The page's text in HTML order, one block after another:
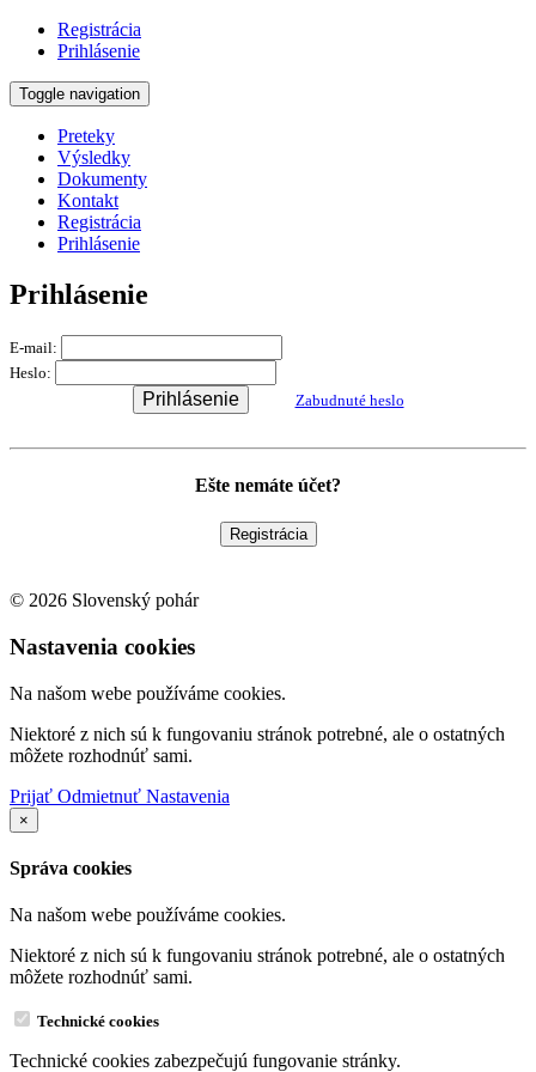
Registrácia
Prihlásenie
Toggle navigation
Preteky
Výsledky
Dokumenty
Kontakt
Registrácia
Prihlásenie
Prihlásenie
E-mail:
Heslo:
Prihlásenie Zabudnuté heslo
Ešte nemáte účet?
Registrácia
© 2026 Slovenský pohár
Nastavenia cookies
Na našom webe používáme cookies.
Niektoré z nich sú k fungovaniu stránok potrebné, ale o ostatných
môžete rozhodnúť sami.
Prijať Odmietnuť Nastavenia
×
Správa cookies
Na našom webe používáme cookies.
Niektoré z nich sú k fungovaniu stránok potrebné, ale o ostatných
môžete rozhodnúť sami.
Technické cookies
Technické cookies zabezpečujú fungovanie stránky.